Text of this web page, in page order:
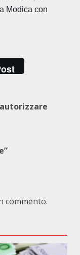
Modica con
commento.